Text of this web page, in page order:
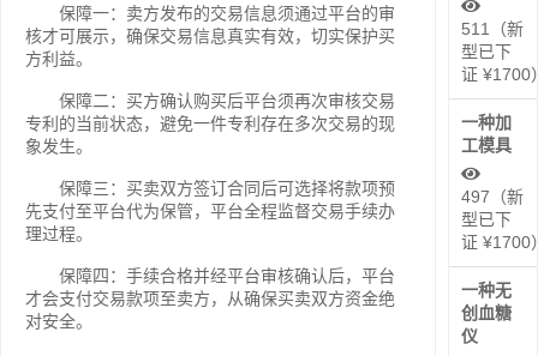
保障一：卖方发布的交易信息须通过平台的审
核才可展示，确保交易信息真实有效，切实保护买
方利益。
保障二：买方确认购买后平台须再次审核交易
专利的当前状态，避免一件专利存在多次交易的现
象发生。
保障三：买卖双方签订合同后可选择将款项预
先支付至平台代为保管，平台全程监督交易手续办
理过程。
保障四：手续合格并经平台审核确认后，平台
才会支付交易款项至卖方，从确保买卖双方资金绝
对安全。
511（新
型已下
证 ¥1700
一种加
工模具
497（新
型已下
证 ¥1700
一种无
创血糖
仪